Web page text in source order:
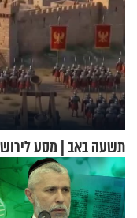
תשעה באב | מסע